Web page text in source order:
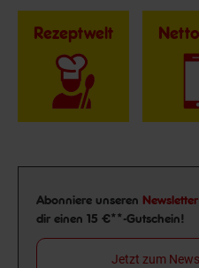
Rezeptwelt
Newsletter Anmeldung
Abonniere unseren Newsletter
dir einen 15 €**-Gutschein!
Jetzt zum